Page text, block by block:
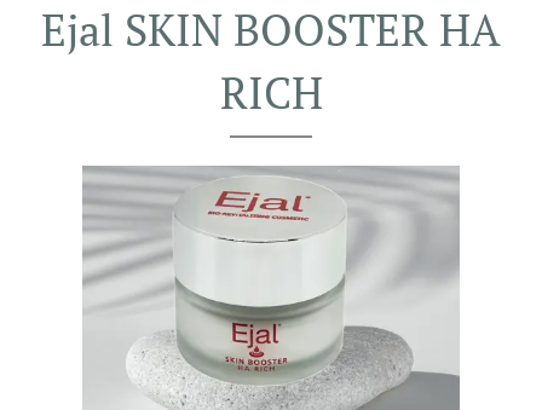
Ejal SKIN BOOSTER HA
RICH